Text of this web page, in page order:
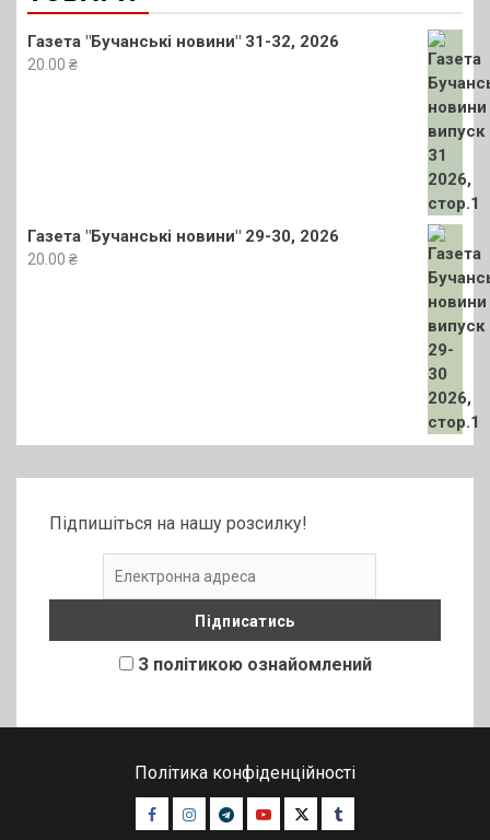
Газета "Бучанські новини" 31-32, 2026
20.00 ₴
Газета "Бучанські новини" 29-30, 2026
20.00 ₴
Підпишіться на нашу розсилку!
З політикою ознайомлений
Політика конфіденційності
Facebook
Instagram
TelegramYoutubeTwitterTumblr